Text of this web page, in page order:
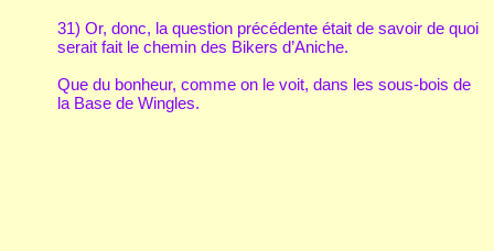
31) Or, donc, la question précédente était de savoir de quoi
serait fait le chemin des Bikers d’Aniche.
Que du bonheur, comme on le voit, dans les sous-bois de
la Base de Wingles.